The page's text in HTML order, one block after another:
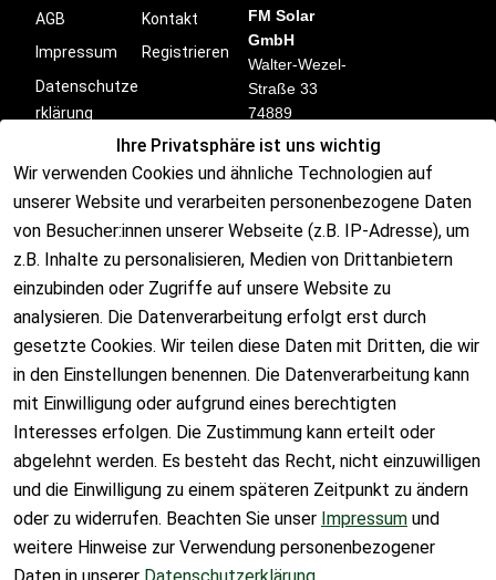
Ihre Privatsphäre ist uns wichtig
Wir verwenden Cookies und ähnliche Technologien auf
unserer Website und verarbeiten personenbezogene Daten
von Besucher:innen unserer Webseite (z.B. IP-Adresse), um
z.B. Inhalte zu personalisieren, Medien von Drittanbietern
einzubinden oder Zugriffe auf unsere Website zu
analysieren. Die Datenverarbeitung erfolgt erst durch
gesetzte Cookies. Wir teilen diese Daten mit Dritten, die wir
in den Einstellungen benennen. Die Datenverarbeitung kann
mit Einwilligung oder aufgrund eines berechtigten
Interesses erfolgen. Die Zustimmung kann erteilt oder
abgelehnt werden. Es besteht das Recht, nicht einzuwilligen
und die Einwilligung zu einem späteren Zeitpunkt zu ändern
oder zu widerrufen. Beachten Sie unser Impressum und
weitere Hinweise zur Verwendung personenbezogener
AGB
Impressum
Datenschutze
rklärung
Barrierefreihei
tserklärung
Widerrufsrech
t
Kontakt
Registrieren
FM Solar
GmbH
Walter-Wezel-
Straße 33
74889
Sinsheim
Deutschland
Kontakt
      📞 07260
8499914
      ✉️
info@fm-
solar.de